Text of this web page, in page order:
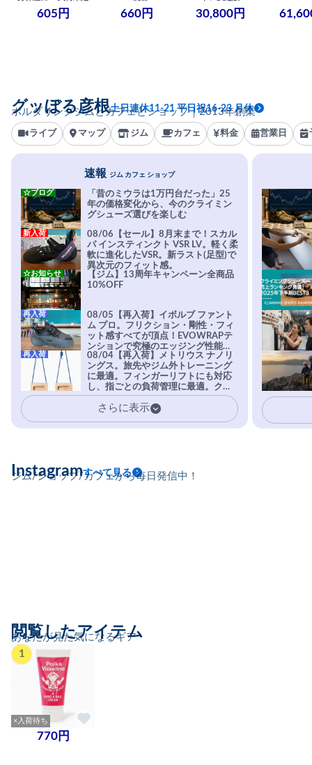
605円 660円 30,800円
ボルダリングジムとカフェとショップ｜2013年創業
グッぼる彦根土日連休11-21 平日祝16-23 月休
ライブ マップ ジム カフェ 料金 営業日
速報 ジム カフェ ショップ
「昔のミウラは1万円台だった」25
年の価格変化から、今のクライミン
グシューズ選びを楽しむ
☆ブログ
08/06【セール】8月末まで！スカル
パ インスティンクト VSR LV。軽く柔
軟に進化したVSR。新ラスト(足型)で
異次元のフィット感。
新入荷
【ジム】13周年キャンペーン全商品
10%OFF
☆お知らせ
08/05【再入荷】イボルブ ファント
ム プロ。フリクション・剛性・フィ
ット感すべてが頂点！EVOWRAPテ
ンションで究極のエッジング性能を
実現。進化系ラバーEvo-74はTRAX
を凌駕する粘着力で極小ホールドに
安心感。
再入荷
08/04【再入荷】メトリウス ナノリ
ングス。旅先やジム外トレーニング
に最適。フィンガーリフトにも対応
し、指ごとの負荷管理に最適。クラ
イマーの指を本気で鍛えるギア。
再入荷
さらに表示
ジム/ショップ/カフェから毎日発信中！
Instagramすべて見る
あなたが見た気になるギア
閲覧したアイテム
1
×入荷待ち
770円